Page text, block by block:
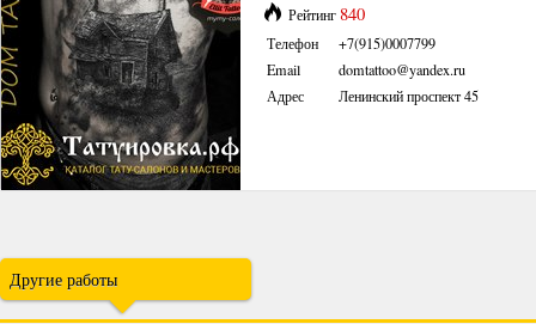
Рейтинг840
Телефон
+7(915)0007799
Email
domtattoo@yandex.ru
Адрес
Ленинский проспект 45
Другие работы